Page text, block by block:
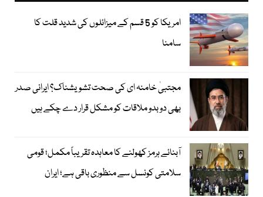
امریکا کو 5 قسم کے میزائلوں کی شدید قلت کا
سامنا
مجتبیٰ خامنہ ای کی صحت تشویشناک؟ ایرانی صدر
بھی دوبدو ملاقات کو مشکل قرار دے چکے ہیں
آبنائے ہرمز کھولنے کا معاہدہ تقریباً مکمل؛ قومی
سلامتی کونسل سے منظوری باقی ہے؛ ایران